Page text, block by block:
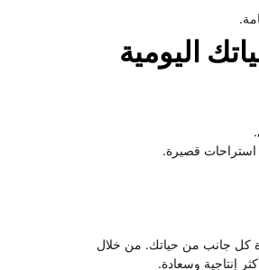
اليومية
استراحات قصيرة.
كل جانب من حياتك. من خلال
إنتاجية وسعادة.